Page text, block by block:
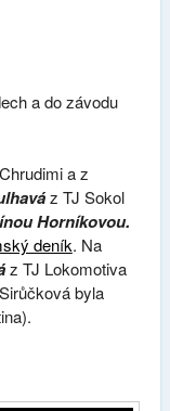
a do závodu
a z
z TJ Sokol
Horníkovou.
deník. Na
z TJ Lokomotiva
byla